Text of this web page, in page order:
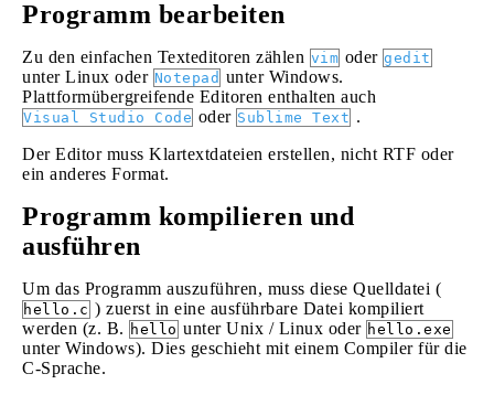
Programm bearbeiten
Zu den einfachen Texteditoren zählen vim oder gedit
unter Linux oder Notepad unter Windows.
Plattformübergreifende Editoren enthalten auch
Visual Studio Code oder Sublime Text .
Der Editor muss Klartextdateien erstellen, nicht RTF oder
ein anderes Format.
Programm kompilieren und
ausführen
Um das Programm auszuführen, muss diese Quelldatei (
hello.c ) zuerst in eine ausführbare Datei kompiliert
werden (z. B. hello unter Unix / Linux oder hello.exe
unter Windows). Dies geschieht mit einem Compiler für die
C-Sprache.